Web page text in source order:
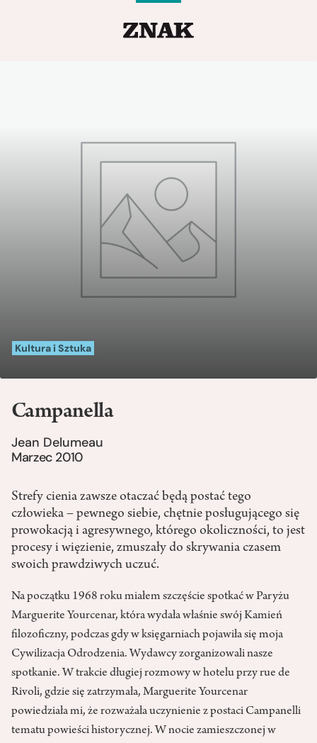
Kultura i Sztuka
Campanella
Jean Delumeau
Marzec 2010
Strefy cienia zawsze otaczać będą postać tego
człowieka – pewnego siebie, chętnie posługującego się
prowokacją i agresywnego, którego okoliczności, to jest
procesy i więzienie, zmuszały do skrywania czasem
swoich prawdziwych uczuć.
Na początku 1968 roku miałem szczęście spotkać w Paryżu
Marguerite Yourcenar, która wydała właśnie swój Kamień
filozoficzny, podczas gdy w księgarniach pojawiła się moja
Cywilizacja Odrodzenia. Wydawcy zorganizowali nasze
spotkanie. W trakcie długiej rozmowy w hotelu przy rue de
Rivoli, gdzie się zatrzymała, Marguerite Yourcenar
powiedziała mi, że rozważała uczynienie z postaci Campanelli
tematu powieści historycznej. W nocie zamieszczonej w